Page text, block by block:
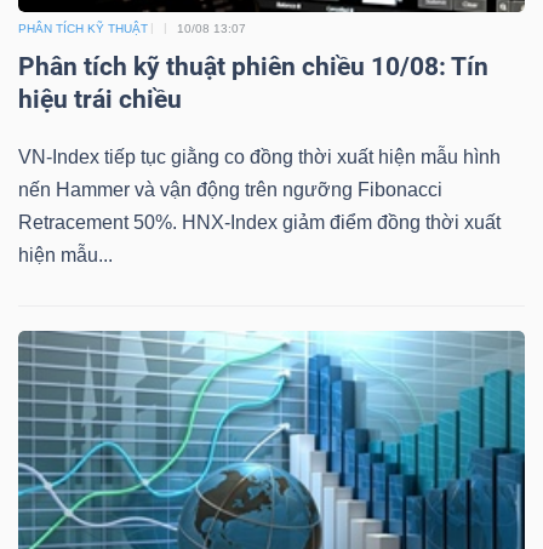
PHÂN TÍCH KỸ THUẬT 10/08 13:07
Phân tích kỹ thuật phiên chiều 10/08: Tín
hiệu trái chiều
VN-Index tiếp tục giằng co đồng thời xuất hiện mẫu hình
nến Hammer và vận động trên ngưỡng Fibonacci
Retracement 50%. HNX-Index giảm điểm đồng thời xuất
hiện mẫu...
YẾU
TIÊU
DÙNG
THIẾT
YẾU
CHĂM
SÓC
SỨC
KHỎE